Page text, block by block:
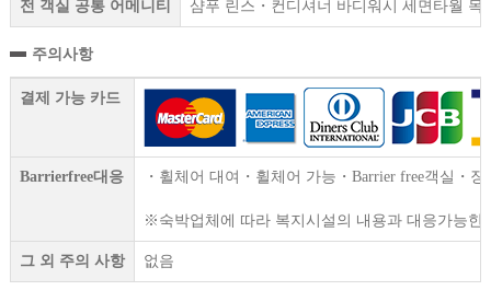
전 객실 공통 어메니티 샴푸 린스・컨디셔너 바디워시 세면타월
주의사항
결제 가능 카드
Barrierfree대응 ・휠체어 대여・휠체어 가능・Barrier free객실・
※숙박업체에 따라 복지시설의 내용과 대응가능
그 외 주의 사항 없음